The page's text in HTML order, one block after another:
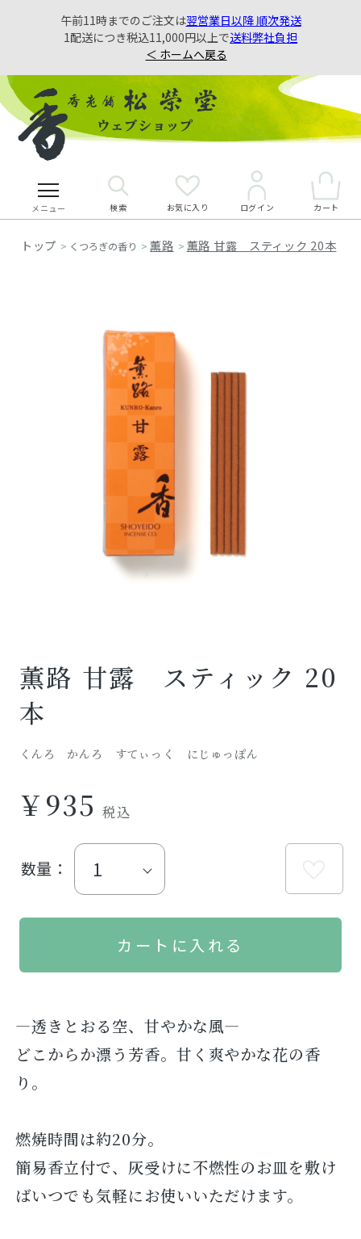
午前11時までのご注文は翌営業日以降 順次発送
1配送につき税込11,000円以上で送料弊社負担
＜ ホームへ戻る
メニュー 検索 お気に入り ログイン カート
> くつろぎの香り >薫路 > 薫路 甘露 スティック 20本
薫路 甘露 スティック 20
本
くんろ かんろ すてぃっく にじゅっぽん
￥935
数量：
―透きとおる空、甘やかな風―
どこからか漂う芳香。甘く爽やかな花の香
り。
燃焼時間は約20分。
簡易香立付で、灰受けに不燃性のお皿を敷け
ばいつでも気軽にお使いいただけます。